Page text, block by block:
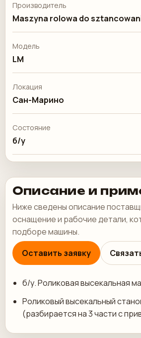
Производитель
Maszyna rolowa do
Модель
LM
Локация
Сан-Марино
Состояние
б/у
Описание и
Ниже сведены описание
оснащение и рабочие детали,
подборе машины.
Оставить заявку
б/у. Роликовая высекальная
Роликовый высекальный
(разбирается на 3 части с